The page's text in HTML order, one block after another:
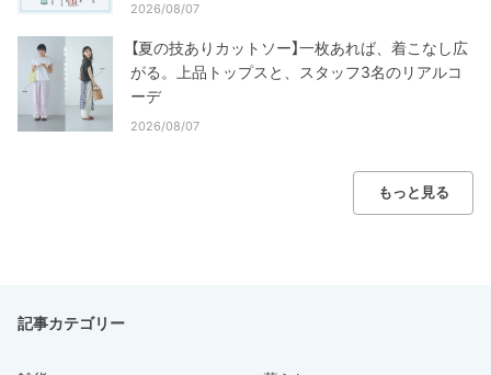
2026/08/07
【夏の技ありカットソー】一枚あれば、着こなし広
がる。上品トップスと、スタッフ3名のリアルコ
ーデ
2026/08/07
もっと見る
記事カテゴリー